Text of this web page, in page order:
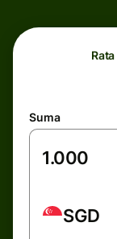
Suma
SGD